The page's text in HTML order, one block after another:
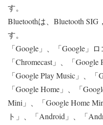
す。
Bluetoothは、Bluetooth
す。
「Google」、「Google」
「Chromecast」、「
「Google Play Music」、「
「Google Home」、「
Mini」、「Google Home
ト」、「Android」、「